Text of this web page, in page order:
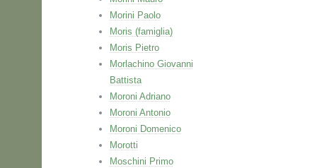
Morini Paolo
Moris (famiglia)
Moris Pietro
Morlachino Giovanni
Battista
Moroni Adriano
Moroni Antonio
Moroni Domenico
Morotti
Moschini Primo